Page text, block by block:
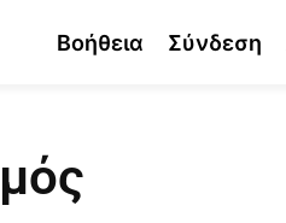
Βοήθεια Σύνδεση